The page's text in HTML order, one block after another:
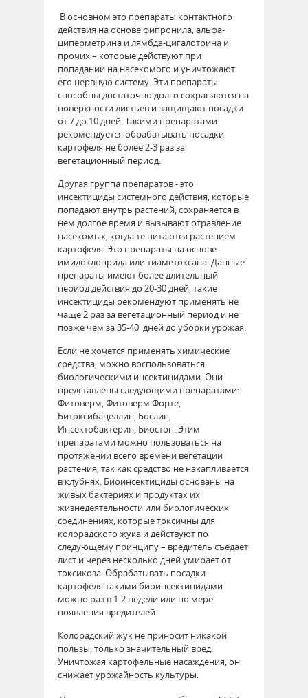
В основном это препараты контактного
действия на основе фипронила, альфа-
циперметрина и лямбда-цигалотрина и
прочих – которые действуют при
попадании на насекомого и уничтожают
его нервную систему. Эти препараты
способны достаточно долго сохраняются на
поверхности листьев и защищают посадки
от 7 до 10 дней. Такими препаратами
рекомендуется обрабатывать посадки
картофеля не более 2-3 раз за
вегетационный период.
Другая группа препаратов - это
инсектициды системного действия, которые
попадают внутрь растений, сохраняется в
нем долгое время и вызывают отравление
насекомых, когда те питаются растением
картофеля. Это препараты на основе
имидоклоприда или тиаметоксана. Данные
препараты имеют более длительный
период действия до 20-30 дней, такие
инсектициды рекомендуют применять не
чаще 2 раз за вегетационный период и не
позже чем за 35-40 дней до уборки урожая.
Если не хочется применять химические
средства, можно воспользоваться
биологическими инсектицидами. Они
представлены следующими препаратами:
Фитоверм, Фитоверм Форте,
Битоксибацеллин, Бослип,
Инсектобактерин, Биостоп. Этим
препаратами можно пользоваться на
протяжении всего времени вегетации
растения, так как средство не накапливается
в клубнях. Биоинсектициды основаны на
живых бактериях и продуктах их
жизнедеятельности или биологических
соединениях, которые токсичны для
колорадского жука и действуют по
следующему принципу – вредитель съедает
лист и через несколько дней умирает от
токсикоза. Обрабатывать посадки
картофеля такими биоинсектицидами
можно раз в 1-2 недели или по мере
появления вредителей.
Колорадский жук не приносит никакой
пользы, только значительный вред.
Уничтожая картофельные насаждения, он
снижает урожайность культуры.